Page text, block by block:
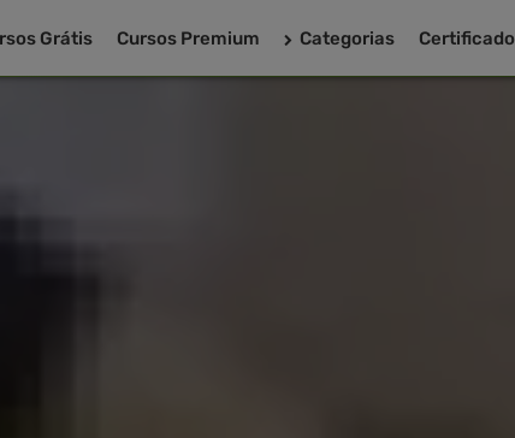
Grátis Cursos Premium Categorias Certificado